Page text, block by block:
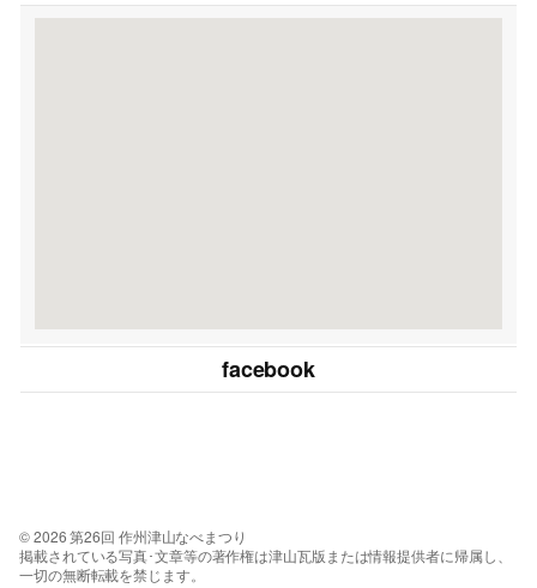
facebook
© 2026 第26回 作州津山なべまつり
掲載されている写真･文章等の著作権は津山瓦版または情報提供者に帰属し、
一切の無断転載を禁じます。